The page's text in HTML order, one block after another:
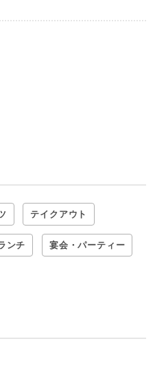
テイクアウト
ンチ 宴会・パーティー